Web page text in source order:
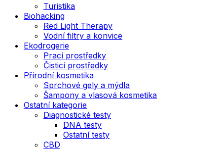
Turistika
Biohacking
Red Light Therapy
Vodní filtry a konvice
Ekodrogerie
Prací prostředky
Čisticí prostředky
Přírodní kosmetika
Sprchové gely a mýdla
Šampony a vlasová kosmetika
Ostatní kategorie
Diagnostické testy
DNA testy
Ostatní testy
CBD